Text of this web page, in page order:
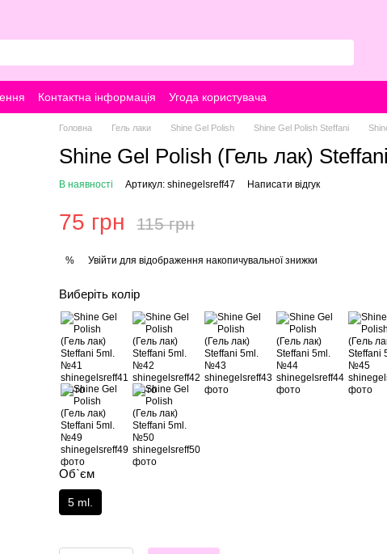
Контактна інформація Угода користувача
Головна Гель лаки Shine Gel Polish Shine Gel Polish Steffani
Shine Gel Polish (Гель лак)
В наявності Артикул: shinegelsreff47 Написати відгук
75 грн 115 грн
% Увійти для відображення накопичувальної знижки
Виберіть колір
Об`єм
5 ml.